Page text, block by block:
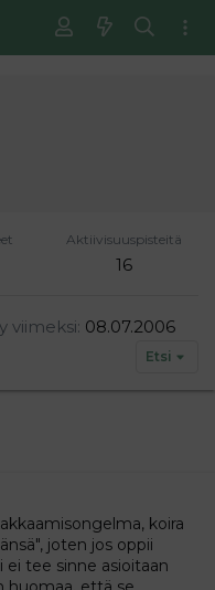
Aktiivisuuspisteitä
16
viimeksi 08.07.2006
Etsi
koira
joten jos oppii
ei tee sinne asioitaan